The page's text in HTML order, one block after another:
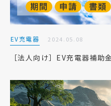
EV充電器 2024.05.08
［法人向け］EV充電器補